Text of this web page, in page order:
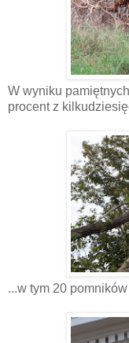
W wyniku
procent z
...w tym 20